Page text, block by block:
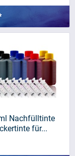
Nachfülltinte
für...